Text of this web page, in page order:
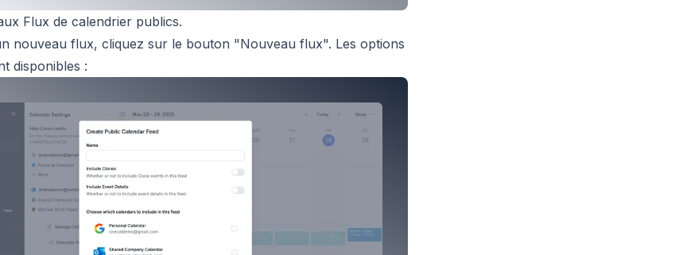
Flux de calendrier publics.
nouveau flux, cliquez sur le bouton "Nouveau flux". Les options
disponibles :